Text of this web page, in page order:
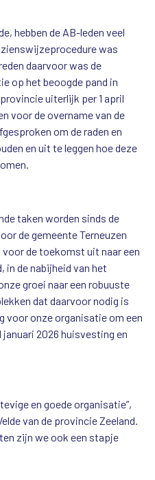
hebben de AB-leden veel
was
daarvoor was de
op het beoogde pand in
uiterlijk per 1 april
voor de overname van de
om de raden en
en uit te leggen hoe deze
taken worden sinds de
de gemeente Terneuzen
de toekomst uit naar een
in de nabijheid van het
groei naar een robuuste
dat daarvoor nodig is
voor onze organisatie om een
2026 huisvesting en
en goede organisatie”,
van de provincie Zeeland.
zijn we ook een stapje